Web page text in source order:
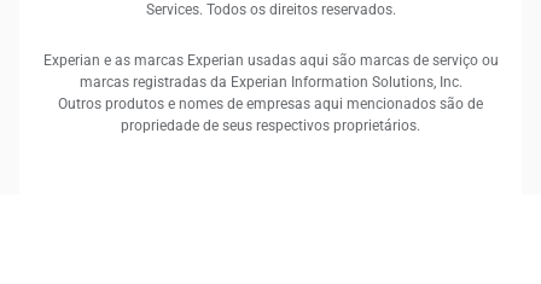
Services. Todos os direitos reservados.
Experian e as marcas Experian usadas aqui são marcas de serviço ou
marcas registradas da Experian Information Solutions, Inc.
Outros produtos e nomes de empresas aqui mencionados são de
propriedade de seus respectivos proprietários.